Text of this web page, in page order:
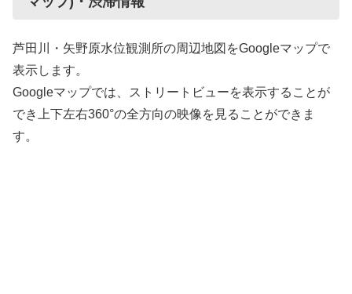
芦田川・矢野原水位観測所の周辺地図をGoogleマップで
表示します。
Googleマップでは、ストリートビューを表示することが
でき上下左右360°の全方向の映像を見ることができま
す。